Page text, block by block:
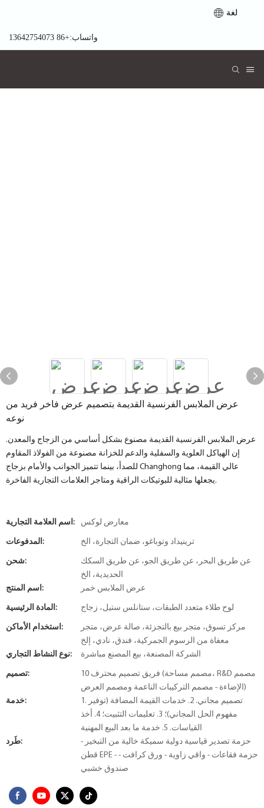
لغة
واتساب:+86 13642754073
عرض الملابس الفرنسية القديمة بتصميم عرض فاخر فريد من
نوعه
عرض الملابس الفرنسية القديمة مصنوع بشكل أساسي من الزجاج والمعدن.
إن الهياكل العلوية والسفلية والدعم للخزانة مصنوعة من الفولاذ المقاوم
للصدأ، بينما تتميز الجوانب والأمام بزجاج Changhong عالي القيمة، مما
يجعلها مثالية للبوتيكات الراقية ومتاجر العلامات التجارية الفاخرة.
اسم العلامة التجارية: معارض لوكس
المدفوعات: ترينيداد وتوباغو، ضمان التجارة، الخ
شحن:
عن طريق البحر، عن طريق الجو، عن طريق السكك
الحديدية، الخ
اسم المنتج:
عرض الملابس خمر
المادة الرئيسية: لوح طلاء متعدد الطبقات، ستانلس ستيل، زجاج
استخدام الأماكن:
مركز تسوق، متجر بيع بالتجزئة، صالة عرض، متجر
معفاة من الرسوم الجمركية، فندق، نادي، إلخ
نوع النشاط التجاري:
الشركة المصنعة، بيع المصنع مباشرة
تصميم:
10 فريق تصميم محترف (مصمم مساحة، R&D مصمم
الإضاءة - مصمم التركيبات الناعمة ومصمم العرض)
خدمة:
1. تصميم مجاني. 2. خدمات القيمة المضافة (توفير
مفهوم الحل المجاني)؛ 3. تعليمات التثبيت؛ 4. أخذ
القياسات. 5. خدمة ما بعد البيع المهنية
طَرد:
حزمة تصدير قياسية دولية سميكة خالية من التبخير -
قطن EPE - حزمة فقاعات - واقي زاوية - ورق كرافت -
صندوق خشبي